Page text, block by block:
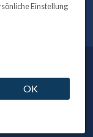
©2026
Einstellung
OK